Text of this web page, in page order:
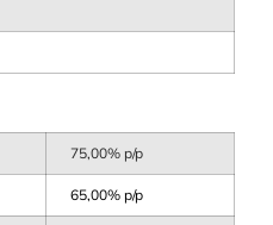
75,00% p/p
65,00% p/p